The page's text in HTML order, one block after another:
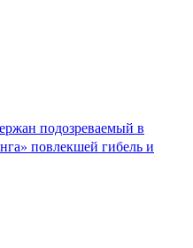
подозреваемый в
повлекшей гибель и